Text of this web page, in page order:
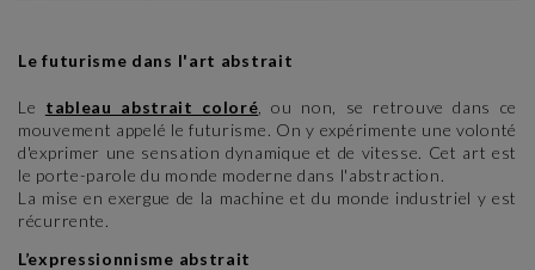
Le futurisme dans l'art abstrait
Le tableau abstrait coloré , ou non, se retrouve dans ce
mouvement appelé le futurisme. On y expérimente une volonté
d'exprimer une sensation dynamique et de vitesse. Cet art est
le porte-parole du monde moderne dans l'abstraction.
La mise en exergue de la machine et du monde industriel y est
récurrente.
L’expressionnisme abstrait